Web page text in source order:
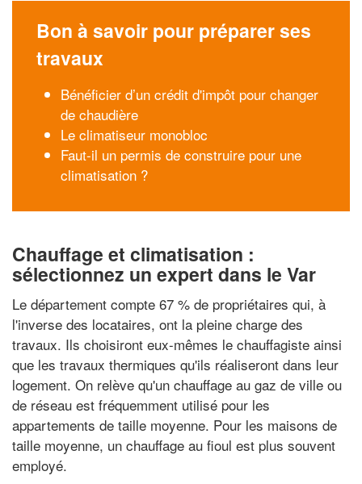
Bon à savoir pour préparer ses
travaux
Bénéficier d’un crédit d'impôt pour changer
de chaudière
Le climatiseur monobloc
Faut-il un permis de construire pour une
climatisation ?
Chauffage et climatisation :
sélectionnez un expert dans le Var
Le département compte 67 % de propriétaires qui, à
l'inverse des locataires, ont la pleine charge des
travaux. Ils choisiront eux-mêmes le chauffagiste ainsi
que les travaux thermiques qu'ils réaliseront dans leur
logement. On relève qu'un chauffage au gaz de ville ou
de réseau est fréquemment utilisé pour les
appartements de taille moyenne. Pour les maisons de
taille moyenne, un chauffage au fioul est plus souvent
employé.